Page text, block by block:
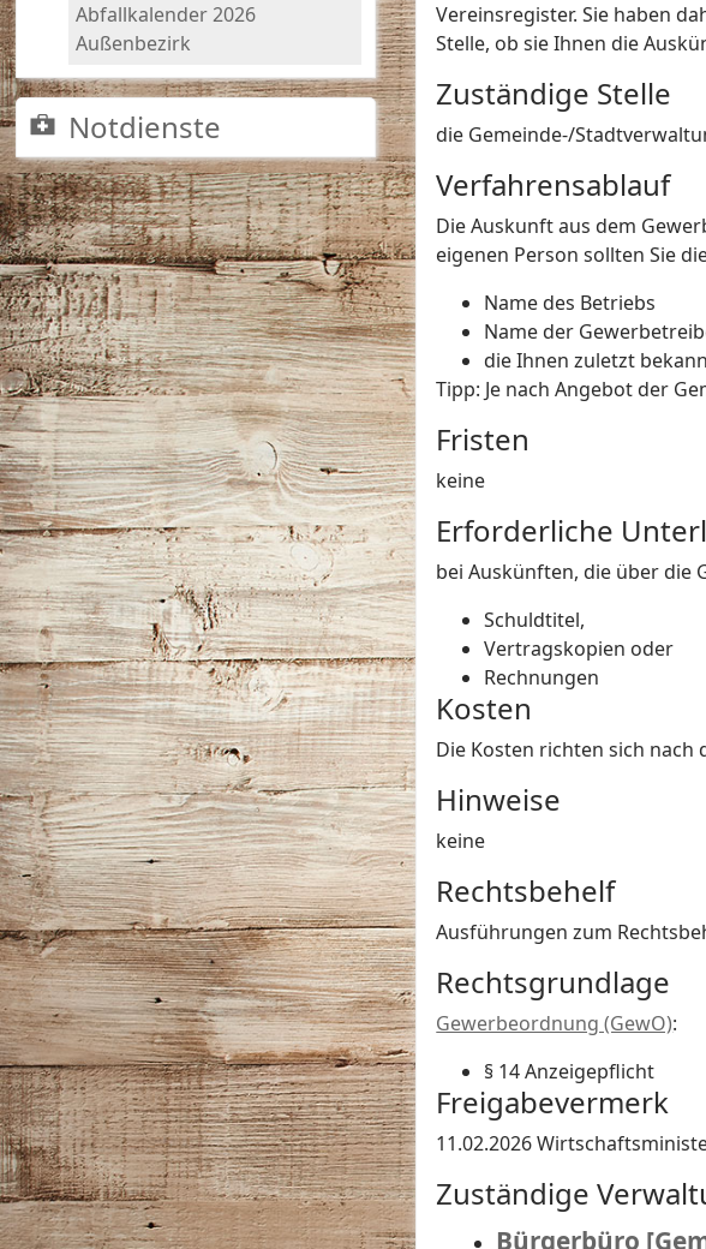
Vereinsregister. Sie haben
Stelle, ob sie Ihnen die
Zuständige Stelle
die Gemeinde-/
Verfahrensablauf
Die Auskunft aus dem
eigenen Person sollten Sie
Name des Betriebs
Name der
die Ihnen zuletzt
Tipp: Je nach Angebot der
Fristen
keine
Erforderliche
bei Auskünften, die über die
Schuldtitel,
Vertragskopien oder
Rechnungen
Kosten
Die Kosten richten sich nach
Hinweise
keine
Rechtsbehelf
Ausführungen zum
Rechtsgrundlage
Gewerbeordnung (GewO):
§ 14 Anzeigepflicht
Freigabevermerk
11.02.2026
Zuständige
Bürgerbüro
Abfallkalender 2026
Außenbezirk
Notdienste